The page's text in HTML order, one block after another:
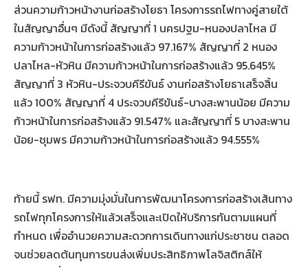
ส่วนความก้าวหน้างานก่อสร้างโยธา โครงการรถไฟทางคู่สายใต้
ในสัญญาอื่นๆ มีดังนี้ สัญญาที่ 1 นครปฐม-หนองปลาไหล มี
ความก้าวหน้าในการก่อสร้างแล้ว 97.167% สัญญาที่ 2 หนอง
ปลาไหล-หัวหิน มีความก้าวหน้าในการก่อสร้างแล้ว 95.645%
สัญญาที่ 3 หัวหิน-ประจวบคีรีขันธ์ งานก่อสร้างโยธาเสร็จสิ้น
แล้ว 100% สัญญาที่ 4 ประจวบคีรีขันธ์-บางสะพานน้อย มีความ
ก้าวหน้าในการก่อสร้างแล้ว 91.547% และสัญญาที่ 5 บางสะพาน
น้อย-ชุมพร มีความก้าวหน้าในการก่อสร้างแล้ว 94.555%
ท้ายนี้ รฟท. มีความมุ่งมั่นในการพัฒนาโครงการก่อสร้างเส้นทาง
รถไฟทุกโครงการให้แล้วเสร็จและเปิดให้บริการทันตามแผนที่
กำหนด เพื่ออำนวยความสะดวกการเดินทางแก่ประชาชน ตลอด
จนช่วยลดต้นทุนการขนส่งเพิ่มประสิทธิภาพโลจิสติกส์ให้